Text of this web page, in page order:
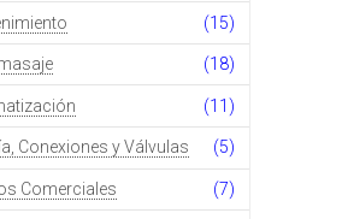
(15)
(18)
(11)
Conexiones y Válvulas (5)
Comerciales (7)